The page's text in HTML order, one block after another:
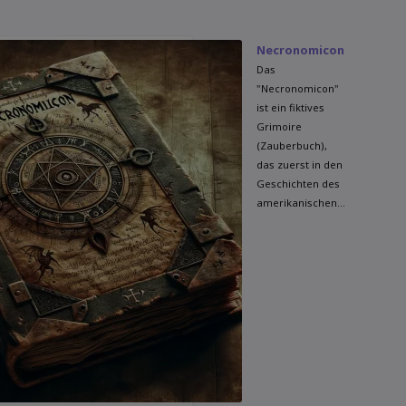
Necronomicon
Das
"Necronomicon"
ist ein fiktives
Grimoire
(Zauberbuch),
das zuerst in den
Geschichten des
amerikanischen...